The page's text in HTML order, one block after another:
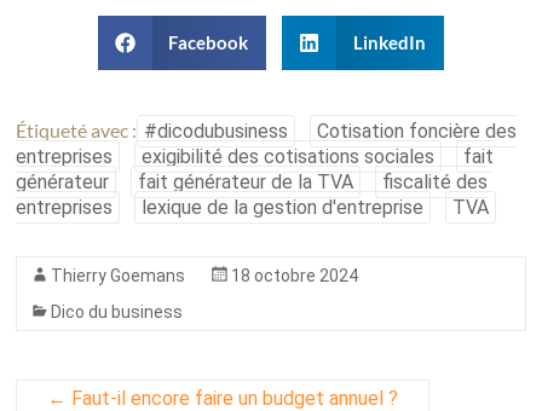
Facebook LinkedIn
Étiqueté avec : #dicodubusiness
Cotisation foncière des
entreprises
exigibilité des cotisations sociales
fait
générateur
fait générateur de la TVA
fiscalité des
entreprises
lexique de la gestion d'entreprise TVA
Thierry Goemans
18 octobre 2024
Dico du business
← Faut-il encore faire un budget annuel ?